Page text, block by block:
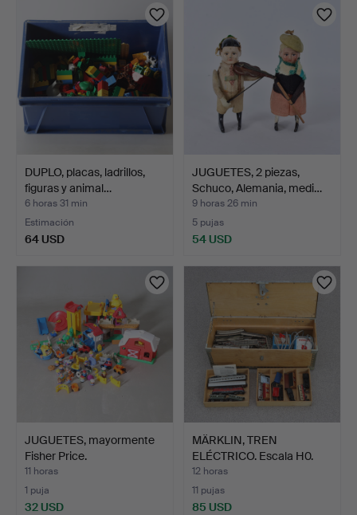
DUPLO, placas, ladrillos,
figuras y animal…
6 horas 31 min
Estimación
64 USD
JUGUETES, 2 piezas,
Schuco, Alemania, medi…
9 horas 26 min
5 pujas
54 USD
JUGUETES, mayormente
Fisher Price.
11 horas
1 puja
32 USD
MÄRKLIN, TREN
ELÉCTRICO. Escala H0.
Locomo…
12 horas
11 pujas
85 USD